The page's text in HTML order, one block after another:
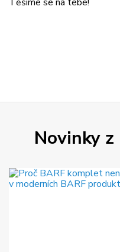
Těšíme se na tebe!
Novinky